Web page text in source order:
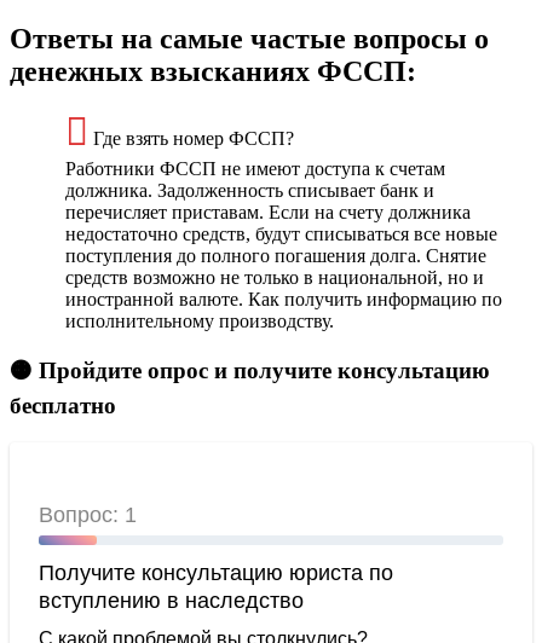
Ответы на самые частые вопросы о
денежных взысканиях ФССП:
Где взять номер ФССП?
Работники ФССП не имеют доступа к счетам
должника. Задолженность списывает банк и
перечисляет приставам. Если на счету должника
недостаточно средств, будут списываться все новые
поступления до полного погашения долга. Снятие
средств возможно не только в национальной, но и
иностранной валюте. Как получить информацию по
исполнительному производству.
🟠 Пройдите опрос и получите консультацию
бесплатно